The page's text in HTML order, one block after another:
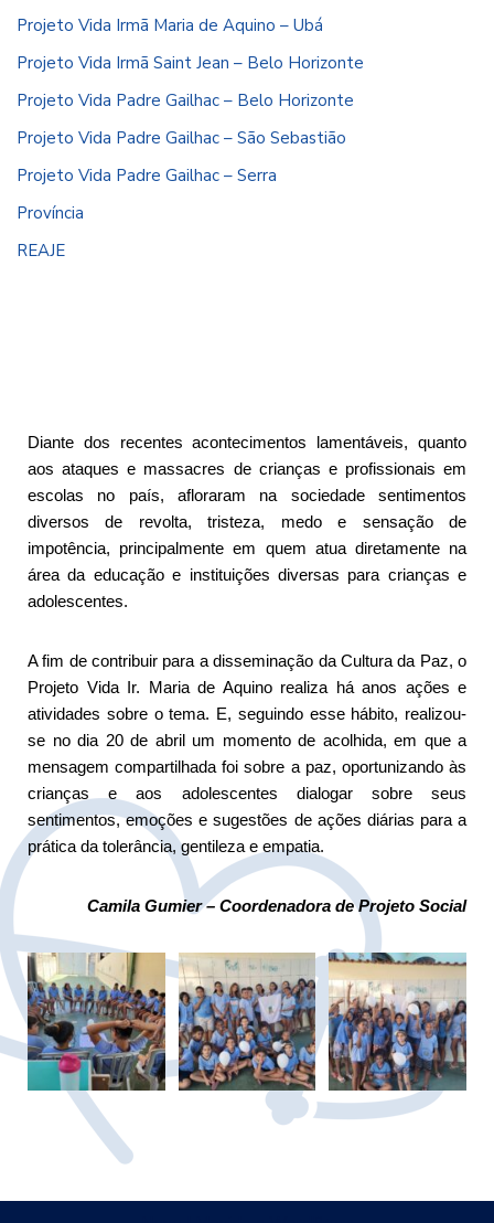
Projeto Vida Irmã Maria de Aquino – Ubá
Projeto Vida Irmã Saint Jean – Belo Horizonte
Projeto Vida Padre Gailhac – Belo Horizonte
Projeto Vida Padre Gailhac – São Sebastião
Projeto Vida Padre Gailhac – Serra
Província
REAJE
Diante dos recentes acontecimentos lamentáveis, quanto
aos ataques e massacres de crianças e profissionais em
escolas no país, afloraram na sociedade sentimentos
diversos de revolta, tristeza, medo e sensação de
impotência, principalmente em quem atua diretamente na
área da educação e instituições diversas para crianças e
adolescentes.
A fim de contribuir para a disseminação da Cultura da Paz, o
Projeto Vida Ir. Maria de Aquino realiza há anos ações e
atividades sobre o tema. E, seguindo esse hábito, realizou-
se no dia 20 de abril um momento de acolhida, em que a
mensagem compartilhada foi sobre a paz, oportunizando às
crianças e aos adolescentes dialogar sobre seus
sentimentos, emoções e sugestões de ações diárias para a
prática da tolerância, gentileza e empatia.
Camila Gumier – Coordenadora de Projeto Social